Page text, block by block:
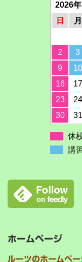
2026年
日
月
2
3
9
10
16
17
23
24
30
31
休
講
ホームページ
ルーツのホームペー